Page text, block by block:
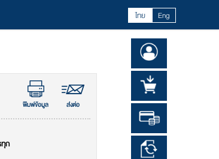
ไทย Eng
พิมพ์ข้อมูล ส่งต่อ
ก